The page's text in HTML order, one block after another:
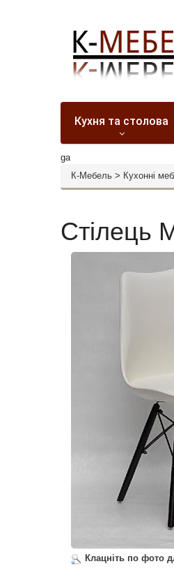
Кухня та столова
ga
К-Мебель > Кухонні
Стілець
Клацніть по фото